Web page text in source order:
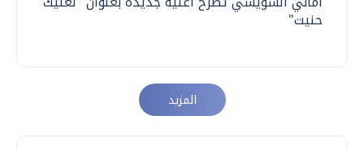
حنيت"
المزيد